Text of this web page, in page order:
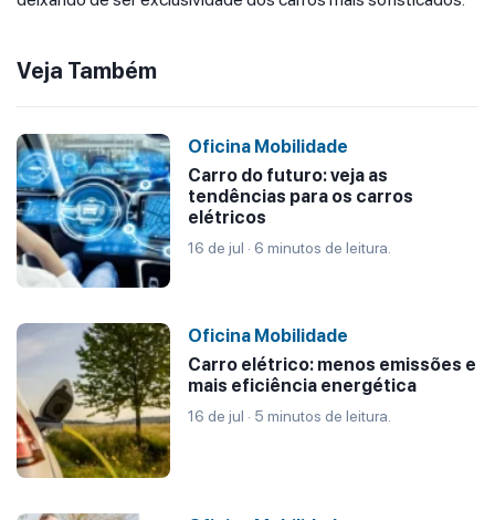
Veja Também
Oficina Mobilidade
Carro do futuro: veja as
tendências para os carros
elétricos
16 de jul · 6 minutos de leitura.
Oficina Mobilidade
Carro elétrico: menos emissões e
mais eficiência energética
16 de jul · 5 minutos de leitura.